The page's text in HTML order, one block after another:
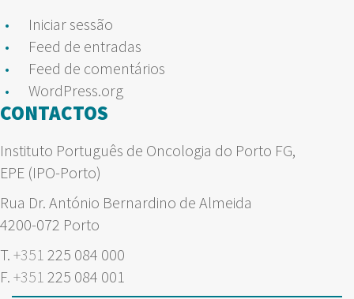
Iniciar sessão
Feed de entradas
Feed de comentários
WordPress.org
CONTACTOS
Instituto Português de Oncologia do Porto FG,
EPE (IPO-Porto)
Rua Dr. António Bernardino de Almeida
4200-072 Porto
T. +351 225 084 000
F. +351 225 084 001